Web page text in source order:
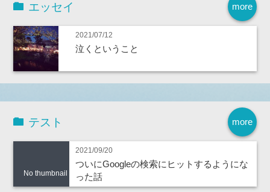
more
エッセイ
2021/07/12
泣くということ
more
テスト
No thumbnail
2021/09/20
ついにGoogleの検索にヒットするようにな
った話